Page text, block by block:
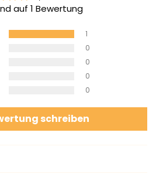
auf 1 Bewertung
1
0
0
0
0
schreiben